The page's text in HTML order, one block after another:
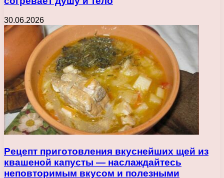
30.06.2026
Рецепт приготовления вкуснейших щей из
квашеной капусты — наслаждайтесь
неповторимым вкусом и полезными